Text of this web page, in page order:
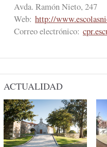
Avda. Ramón Nieto, 247
Web: http://
Correo electrónico:
ACTUALIDAD